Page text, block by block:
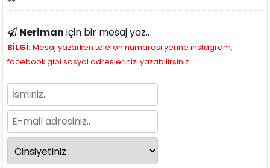
Neriman için bir mesaj yaz..
BİLGİ:Mesaj yazarken telefon numarası yerine instagram,
facebook gibi sosyal adreslerinizi yazabilirsiniz.